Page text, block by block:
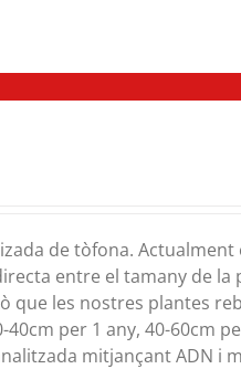
de tòfona. Actualment
entre el tamany de la
que les nostres plantes
per 1 any, 40-60cm
mitjançant ADN i